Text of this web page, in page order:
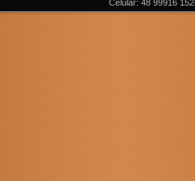
Celular: 48 99916